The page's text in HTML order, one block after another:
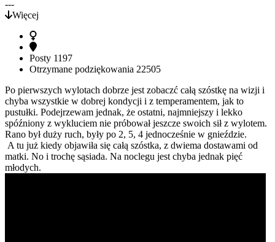
---
Więcej
Posty 1197
Otrzymane podziękowania 22505
Po pierwszych wylotach dobrze jest zobaczć całą szóstkę na wizji i
chyba wszystkie w dobrej kondycji i z temperamentem, jak to
pustułki. Podejrzewam jednak, że ostatni, najmniejszy i lekko
spóźniony z wykluciem nie próbował jeszcze swoich sił z wylotem.
Rano był duży ruch, były po 2, 5, 4 jednocześnie w gnieździe.
A tu już kiedy objawiła się całą szóstka, z dwiema dostawami od
matki. No i trochę sąsiada. Na noclegu jest chyba jednak pięć
młodych.